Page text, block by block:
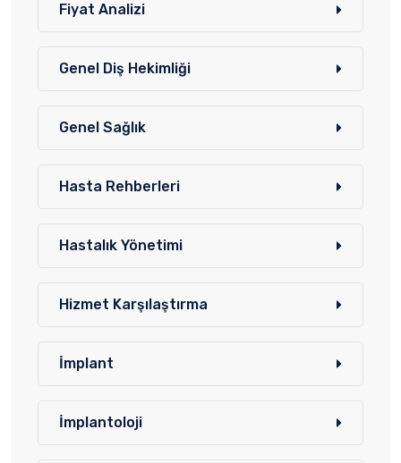
Fiyat Analizi
Genel Diş Hekimliği
Genel Sağlık
Hasta Rehberleri
Hastalık Yönetimi
Hizmet Karşılaştırma
İmplant
İmplantoloji